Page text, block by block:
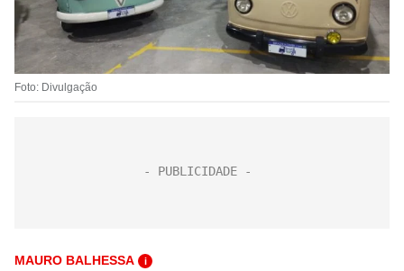
Foto: Divulgação
MAURO BALHESSA i